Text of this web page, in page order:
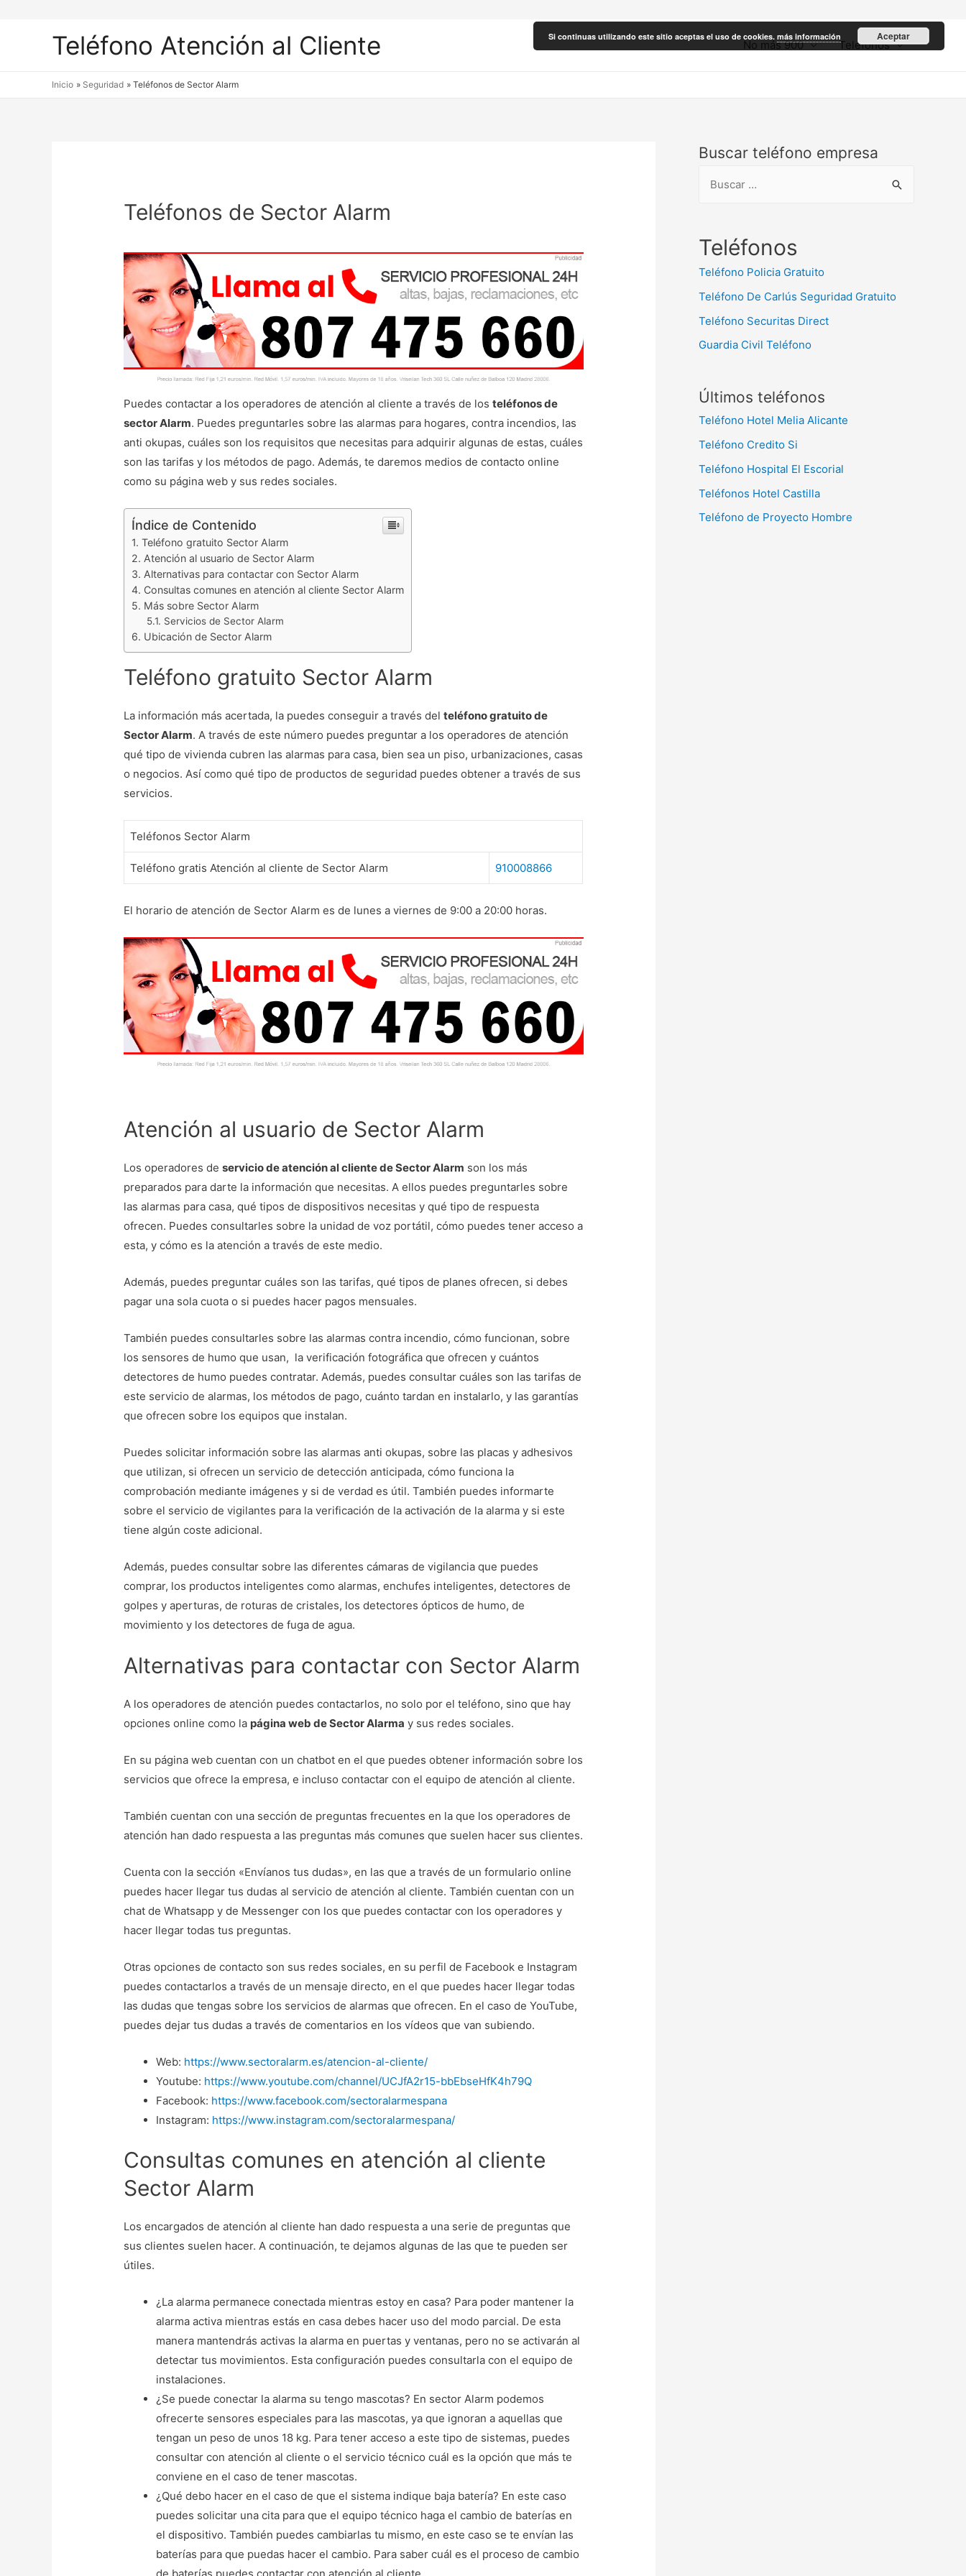
Teléfono Atención al Cliente No más 900 Teléfonos
Inicio Seguridad Teléfonos de Sector Alarm
Teléfonos de Sector Alarm
Puedes contactar a los operadores de atención al cliente a través de losteléfonos de
sector Alarm. Puedes preguntarles sobre las alarmas para hogares, contra incendios, las
anti okupas, cuáles son los requisitos que necesitas para adquirir algunas de estas, cuáles
son las tarifas y los métodos de pago. Además, te daremos medios de contacto online
como su página web y sus redes sociales.
Índice de Contenido
Teléfono gratuito Sector Alarm
Atención al usuario de Sector Alarm
Alternativas para contactar con Sector Alarm
Consultas comunes en atención al cliente Sector Alarm
Más sobre Sector Alarm
Servicios de Sector Alarm
Ubicación de Sector Alarm
Teléfono gratuito Sector Alarm
La información más acertada, la puedes conseguir a través delteléfono gratuito de
Sector Alarm. A través de este número puedes preguntar a los operadores de atención
qué tipo de vivienda cubren las alarmas para casa, bien sea un piso, urbanizaciones, casas
o negocios. Así como qué tipo de productos de seguridad puedes obtener a través de sus
servicios.
Teléfonos Sector Alarm
Teléfono gratis Atención al cliente de Sector Alarm 910008866
El horario de atención de Sector Alarm es de lunes a viernes de 9:00 a 20:00 horas.
Atención al usuario de Sector Alarm
Los operadores deservicio de atención al cliente de Sector Alarm son los más
preparados para darte la información que necesitas. A ellos puedes preguntarles sobre
las alarmas para casa, qué tipos de dispositivos necesitas y qué tipo de respuesta
ofrecen. Puedes consultarles sobre la unidad de voz portátil, cómo puedes tener acceso a
esta, y cómo es la atención a través de este medio.
Además, puedes preguntar cuáles son las tarifas, qué tipos de planes ofrecen, si debes
pagar una sola cuota o si puedes hacer pagos mensuales.
También puedes consultarles sobre las alarmas contra incendio, cómo funcionan, sobre
los sensores de humo que usan, la verificación fotográfica que ofrecen y cuántos
detectores de humo puedes contratar. Además, puedes consultar cuáles son las tarifas de
este servicio de alarmas, los métodos de pago, cuánto tardan en instalarlo, y las garantías
que ofrecen sobre los equipos que instalan.
Puedes solicitar información sobre las alarmas anti okupas, sobre las placas y adhesivos
que utilizan, si ofrecen un servicio de detección anticipada, cómo funciona la
comprobación mediante imágenes y si de verdad es útil. También puedes informarte
sobre el servicio de vigilantes para la verificación de la activación de la alarma y si este
tiene algún coste adicional.
Además, puedes consultar sobre las diferentes cámaras de vigilancia que puedes
comprar, los productos inteligentes como alarmas, enchufes inteligentes, detectores de
golpes y aperturas, de roturas de cristales, los detectores ópticos de humo, de
movimiento y los detectores de fuga de agua.
Alternativas para contactar con Sector Alarm
A los operadores de atención puedes contactarlos, no solo por el teléfono, sino que hay
opciones online como la página web de Sector Alarma y sus redes sociales.
En su página web cuentan con un chatbot en el que puedes obtener información sobre los
servicios que ofrece la empresa, e incluso contactar con el equipo de atención al cliente.
También cuentan con una sección de preguntas frecuentes en la que los operadores de
atención han dado respuesta a las preguntas más comunes que suelen hacer sus clientes.
Cuenta con la sección «Envíanos tus dudas», en las que a través de un formulario online
puedes hacer llegar tus dudas al servicio de atención al cliente. También cuentan con un
chat de Whatsapp y de Messenger con los que puedes contactar con los operadores y
hacer llegar todas tus preguntas.
Otras opciones de contacto son sus redes sociales, en su perfil de Facebook e Instagram
puedes contactarlos a través de un mensaje directo, en el que puedes hacer llegar todas
las dudas que tengas sobre los servicios de alarmas que ofrecen. En el caso de YouTube,
puedes dejar tus dudas a través de comentarios en los vídeos que van subiendo.
Web: https://www.sectoralarm.es/atencion-al-cliente/
Youtube: https://www.youtube.com/channel/UCJfA2r15-bbEbseHfK4h79Q
Facebook: https://www.facebook.com/sectoralarmespana
Instagram: https://www.instagram.com/sectoralarmespana/
Consultas comunes en atención al cliente
Sector Alarm
Los encargados de atención al cliente han dado respuesta a una serie de preguntas que
sus clientes suelen hacer. A continuación, te dejamos algunas de las que te pueden ser
útiles.
¿La alarma permanece conectada mientras estoy en casa? Para poder mantener la
alarma activa mientras estás en casa debes hacer uso del modo parcial. De esta
manera mantendrás activas la alarma en puertas y ventanas, pero no se activarán al
detectar tus movimientos. Esta configuración puedes consultarla con el equipo de
instalaciones.
¿Se puede conectar la alarma su tengo mascotas? En sector Alarm podemos
ofrecerte sensores especiales para las mascotas, ya que ignoran a aquellas que
tengan un peso de unos 18 kg. Para tener acceso a este tipo de sistemas, puedes
consultar con atención al cliente o el servicio técnico cuál es la opción que más te
conviene en el caso de tener mascotas.
¿Qué debo hacer en el caso de que el sistema indique baja batería? En este caso
puedes solicitar una cita para que el equipo técnico haga el cambio de baterías en
el dispositivo. También puedes cambiarlas tu mismo, en este caso se te envían las
baterías para que puedas hacer el cambio. Para saber cuál es el proceso de cambio
de baterías puedes contactar con atención al cliente.
Buscar teléfono empresa
c
Teléfonos
Teléfono Policia Gratuito
Teléfono De Carlús Seguridad Gratuito
Teléfono Securitas Direct
Guardia Civil Teléfono
Últimos teléfonos
Teléfono Hotel Melia Alicante
Teléfono Credito Si
Teléfono Hospital El Escorial
Teléfonos Hotel Castilla
Teléfono de Proyecto Hombre
Si continuas utilizando este sitio aceptas el uso de cookies. más información Aceptar